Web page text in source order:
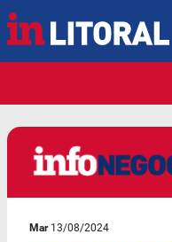
Mar13/08/2024